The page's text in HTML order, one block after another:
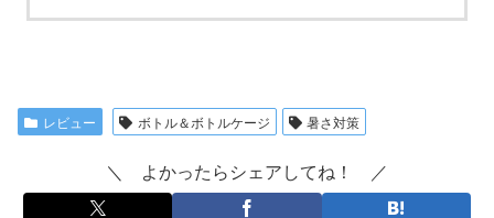
レビュー ボトル＆ボトルケージ 暑さ対策
＼ よかったらシェアしてね！ ／